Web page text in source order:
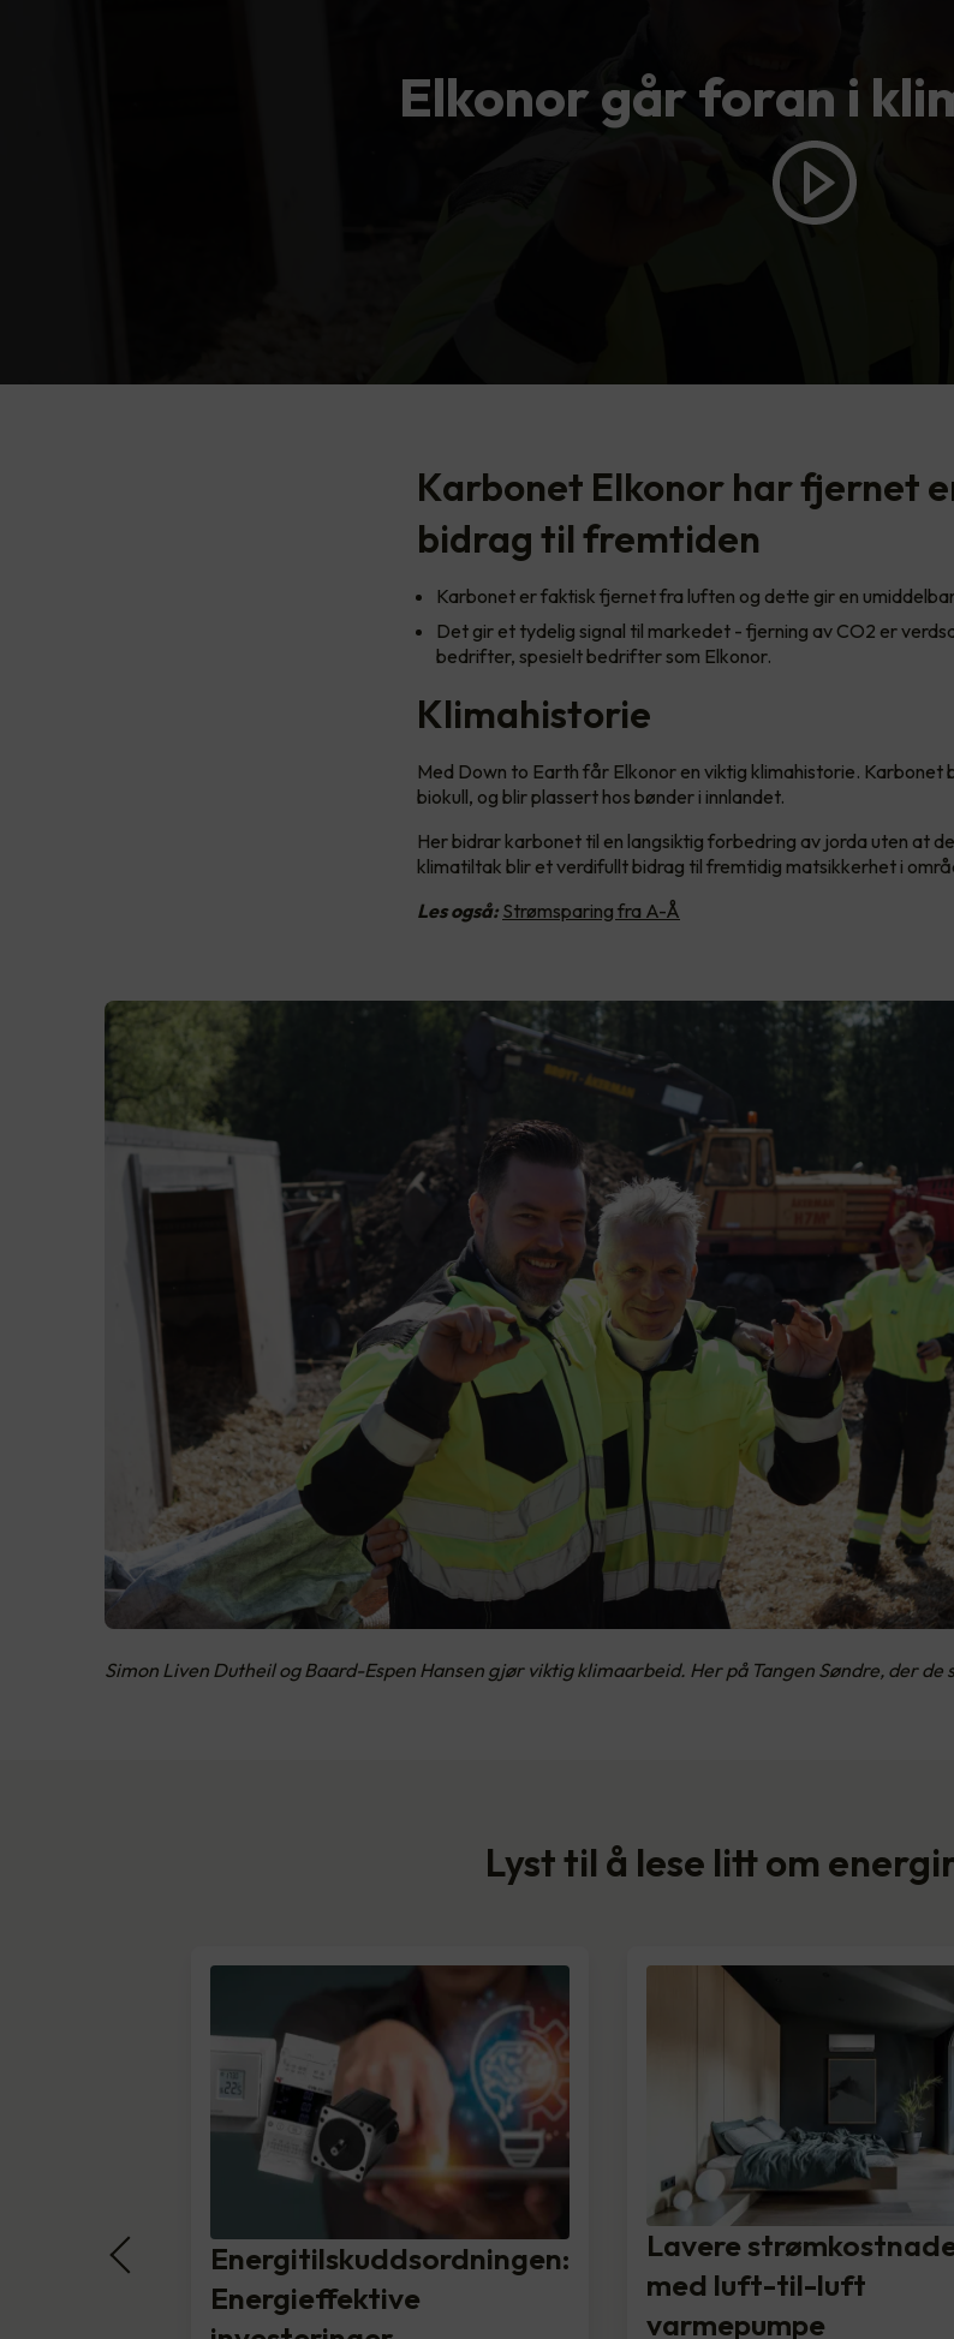
Elkonor går foran i
Karbonet Elkonor har fjernet
bidrag til fremtiden
Karbonet er faktisk fjernet fra luften og dette gir en
Det gir et tydelig signal til markedet - fjerning av CO2 er
bedrifter, spesielt bedrifter som Elkonor.
Klimahistorie
Med Down to Earth får Elkonor en viktig klimahistorie. Karbonet
biokull, og blir plassert hos bønder i innlandet.
Her bidrar karbonet til en langsiktig forbedring av jorda uten at
klimatiltak blir et verdifullt bidrag til fremtidig matsikkerhet i
Les også: Strømsparing fra A-Å
Simon Liven Dutheil og Baard-Espen Hansen gjør viktig klimaarbeid. Her på Tangen Søndre, der
Lyst til å lese litt om
Energitilskuddsordningen:
Energieffektive
Lavere
med luft-til-luft
varmepumpe